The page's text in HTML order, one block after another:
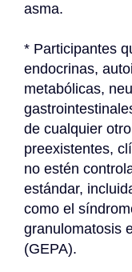
asma.
* Participantes
endocrinas,
metabólicas,
de cualquier
preexistentes,
no estén
estándar,
como el
granulomatosis
(GEPA).